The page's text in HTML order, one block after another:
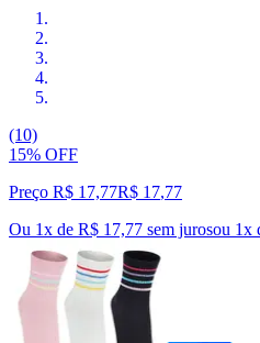
(10)
15% OFF
Preço R$ 17,77R$ 17,77
Ou 1x de R$ 17,77 sem jurosou 1x